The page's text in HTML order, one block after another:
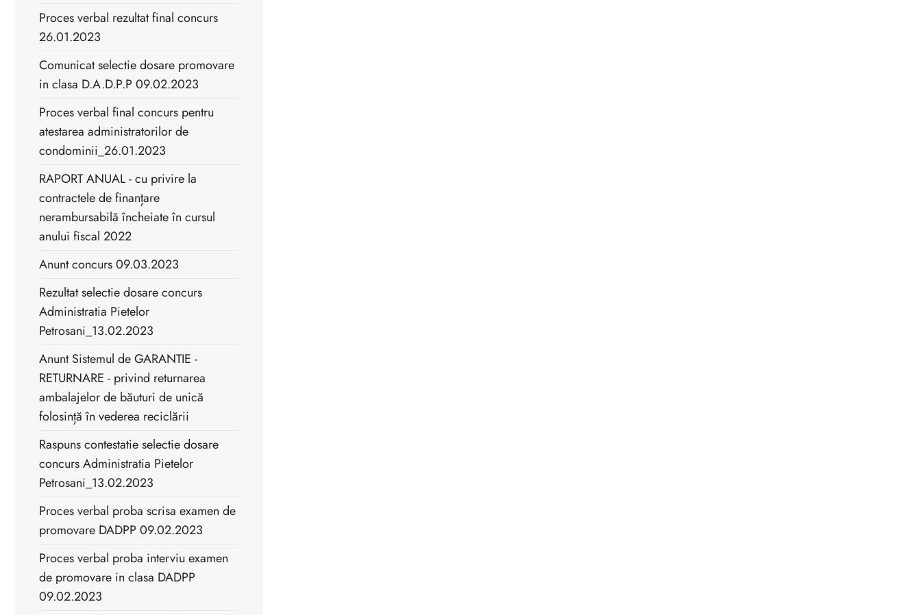
Proces verbal rezultat final concurs
26.01.2023
Comunicat selectie dosare promovare
in clasa D.A.D.P.P 09.02.2023
Proces verbal final concurs pentru
atestarea administratorilor de
condominii_26.01.2023
RAPORT ANUAL - cu privire la
contractele de finanțare
nerambursabilă încheiate în cursul
anului fiscal 2022
Anunt concurs 09.03.2023
Rezultat selectie dosare concurs
Administratia Pietelor
Petrosani_13.02.2023
Anunt Sistemul de GARANTIE -
RETURNARE - privind returnarea
ambalajelor de băuturi de unică
folosință în vederea reciclării
Raspuns contestatie selectie dosare
concurs Administratia Pietelor
Petrosani_13.02.2023
Proces verbal proba scrisa examen de
promovare DADPP 09.02.2023
Proces verbal proba interviu examen
de promovare in clasa DADPP
09.02.2023